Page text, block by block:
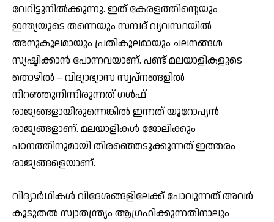
വേറിട്ടുനില്‍ക്കുന്നു. ഇത് കേരളത്തിന്റെയും
ഇന്ത്യയുടെ തന്നെയും സമ്പദ് വ്യവസ്ഥയില്‍
അനുകൂലമായും പ്രതികൂലമായും ചലനങ്ങള്‍
സൃഷ്ടിക്കാന്‍ പോന്നവയാണ്. പണ്ട് മലയാളികളുടെ
തൊഴില്‍ – വിദ്യാഭ്യാസ സ്വപ്നങ്ങളില്‍
നിറഞ്ഞുനിന്നിരുന്നത് ഗള്‍ഫ്
രാജ്യങ്ങളായിരുന്നെങ്കില്‍ ഇന്നത് യൂറോപ്യന്‍
രാജ്യങ്ങളാണ്. മലയാളികള്‍ ജോലിക്കും
പഠനത്തിനുമായി തിരഞ്ഞെടുക്കുന്നത് ഇത്തരം
രാജ്യങ്ങളെയാണ്.
വിദ്യാര്‍ഥികള്‍ വിദേശങ്ങളിലേക്ക് പോവുന്നത് അവര്‍
കൂടുതല്‍ സ്വാതന്ത്ര്യം ആഗ്രഹിക്കുന്നതിനാലും